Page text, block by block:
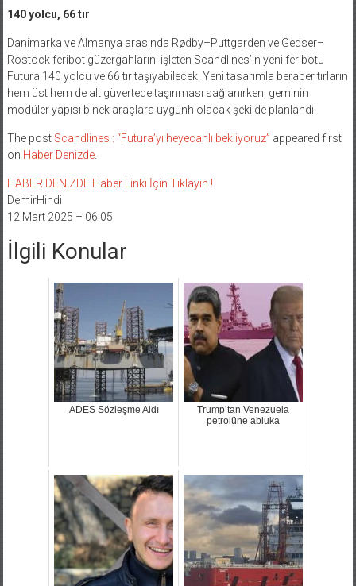
140 yolcu, 66 tır
Danimarka ve Almanya arasında Rødby–Puttgarden ve Gedser–
Rostock feribot güzergahlarını işleten Scandlines’ın yeni feribotu
Futura 140 yolcu ve 66 tır taşıyabilecek. Yeni tasarımla beraber tırların
hem üst hem de alt güvertede taşınması sağlanırken, geminin
modüler yapısı binek araçlara uygunh olacak şekilde planlandı.
The post Scandlines : “Futura’yı heyecanlı bekliyoruz” appeared first
on Haber Denizde.
HABER DENIZDE Haber Linki İçin Tıklayın !
DemirHindi
12 Mart 2025 – 06:05
İlgili Konular
ADES Sözleşme Aldı
Trump’tan Venezuela
petrolüne abluka